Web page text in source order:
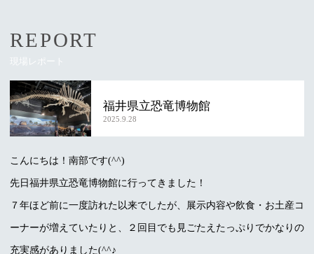
REPORT
現場レポート
福井県立恐竜博物館
2025.9.28
こんにちは！南部です(^^)
先日福井県立恐竜博物館に行ってきました！
７年ほど前に一度訪れた以来でしたが、展示内容や飲食・お土産コ
ーナーが増えていたりと、２回目でも見ごたえたっぷりでかなりの
充実感がありました(^^♪